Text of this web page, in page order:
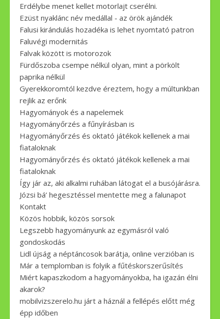
Erdélybe menet kellet motorlajt cserélni.
Ezüst nyaklánc név medállal - az örök ajándék
Falusi kirándulás hozadéka is lehet nyomtató patron
Faluvégi modernitás
Falvak között is motorozok
Fürdőszoba csempe nélkül olyan, mint a pörkölt
paprika nélkül
Gyerekkoromtól kezdve éreztem, hogy a múltunkban
rejlik az erőnk
Hagyományok és a napelemek
Hagyományőrzés a fűnyírásban is
Hagyományőrzés és oktató játékok kellenek a mai
fiataloknak
Hagyományőrzés és oktató játékok kellenek a mai
fiataloknak
Így jár az, aki alkalmi ruhában látogat el a busójárásra.
Józsi bá’ hegesztéssel mentette meg a falunapot
Kontakt
Közös hobbik, közös sorsok
Legszebb hagyományunk az egymásról való
gondoskodás
Lidl újság a néptáncosok barátja, online verzióban is
Már a templomban is folyik a fűtéskorszerűsítés
Miért kapaszkodom a hagyományokba, ha igazán élni
akarok?
mobilvizszerelo.hu járt a háznál a fellépés előtt még
épp időben